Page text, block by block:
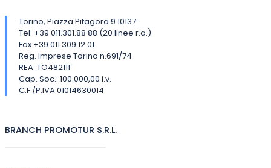
Torino, Piazza Pitagora 9 10137
Tel. +39 011.301.88.88 (20 linee r.a.)
Fax +39 011.309.12.01
Reg. Imprese Torino n.691/74
REA: TO482111
Cap. Soc.: 100.000,00 i.v.
C.F./P.IVA 01014630014
BRANCH PROMOTUR S.R.L.